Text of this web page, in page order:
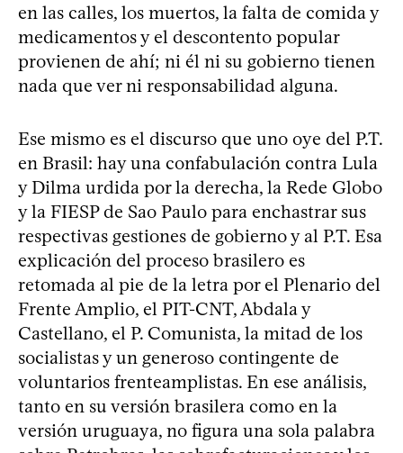
en las calles, los muertos, la falta de comida y
medicamentos y el descontento popular
provienen de ahí; ni él ni su gobierno tienen
nada que ver ni responsabilidad alguna.
Ese mismo es el discurso que uno oye del P.T.
en Brasil: hay una confabulación contra Lula
y Dilma urdida por la derecha, la Rede Globo
y la FIESP de Sao Paulo para enchastrar sus
respectivas gestiones de gobierno y al P.T. Esa
explicación del proceso brasilero es
retomada al pie de la letra por el Plenario del
Frente Amplio, el PIT-CNT, Abdala y
Castellano, el P. Comunista, la mitad de los
socialistas y un generoso contingente de
voluntarios frenteamplistas. En ese análisis,
tanto en su versión brasilera como en la
versión uruguaya, no figura una sola palabra